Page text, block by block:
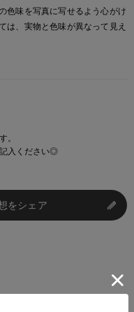
色味を写真に写せるよう心がけ
は、実物と色味が異なって見え
。
入ください◎
をシェア